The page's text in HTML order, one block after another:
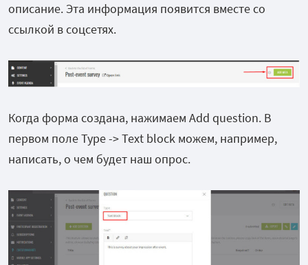
описание. Эта информация появится вместе со
ссылкой в соцсетях.
Когда форма создана, нажимаем Add question. В
первом поле Type -> Text block можем, например,
написать, о чем будет наш опрос.